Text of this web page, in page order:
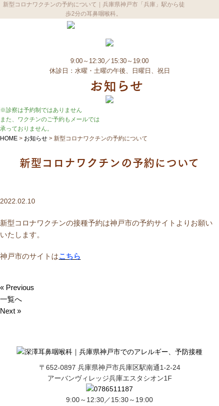
新型コロナワクチンの予約について｜兵庫県神戸市「兵庫」駅から徒
歩2分の耳鼻咽喉科。
9:00～12:30／15:30～19:00
休診日：水曜・土曜の午後、日曜日、祝日
※診察は予約制ではありません
また、ワクチンのご予約もメールでは
承っておりません。
お知らせ
HOME > お知らせ > 新型コロナワクチンの予約について
新型コロナワクチンの予約について
2022.02.10
新型コロナワクチンの接種予約は神戸市の予約サイトよりお願い
いたします。
神戸市のサイトはこちら
« Previous
一覧へ
Next »
〒652-0897 兵庫県神戸市兵庫区駅南通1-2-24
アーバンヴィレッジ兵庫エスタシオン1F
9:00～12:30／15:30～19:00